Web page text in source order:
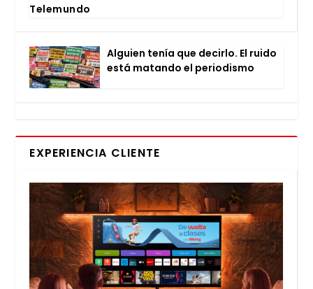
Tele­mun­do
Alguien tenía que decir­lo. El rui­do
está matan­do el perio­dis­mo
EXPERIENCIA CLIENTE